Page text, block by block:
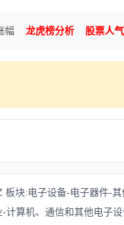
幅 龙虎榜分析 股票人
板块:电子设备-电子器件-
计算机、通信和其他电子